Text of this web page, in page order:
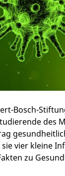
Bosch-
sie vier kleine
zu